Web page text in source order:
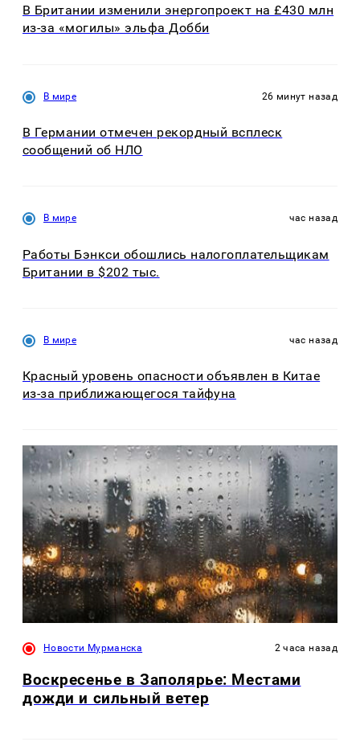
В Британии изменили энергопроект на £430 млн
из-за «могилы» эльфа Добби
В мире 26 минут назад
В Германии отмечен рекордный всплеск
сообщений об НЛО
В мире час назад
Работы Бэнкси обошлись налогоплательщикам
Британии в $202 тыс.
В мире час назад
Красный уровень опасности объявлен в Китае
из-за приближающегося тайфуна
Новости Мурманска 2 часа назад
Воскресенье в Заполярье: Местами
дожди и сильный ветер